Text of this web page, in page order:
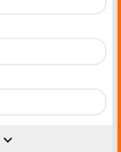
keyboard_arrow_down